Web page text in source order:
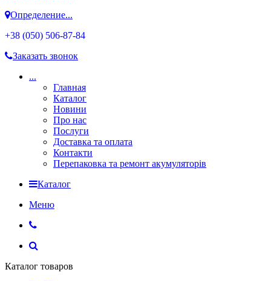
Определение...
+38 (050) 506-87-84
Заказать звонок
...
Главная
Каталог
Новини
Про нас
Послуги
Доставка та оплата
Контакти
Перепаковка та ремонт акумуляторів
Каталог
Меню
Каталог товаров